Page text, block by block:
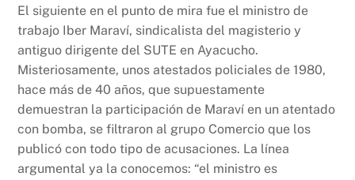
El siguiente en el punto de mira fue el ministro de
trabajo Iber Maraví, sindicalista del magisterio y
antiguo dirigente del SUTE en Ayacucho.
Misteriosamente, unos atestados policiales de 1980,
hace más de 40 años, que supuestamente
demuestran la participación de Maraví en un atentado
con bomba, se filtraron al grupo Comercio que los
publicó con todo tipo de acusaciones. La línea
argumental ya la conocemos: “el ministro es